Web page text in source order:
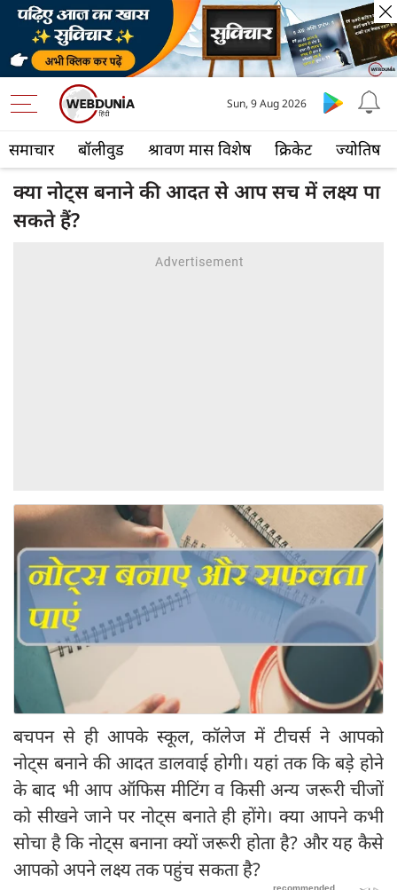
समाचार बॉलीवुड श्रावण मास विशेष क्रिकेट ज्योतिष
Sun, 9 Aug 2026
क्या नोट्स बनाने की आदत से आप सच में लक्ष्य पा
सकते हैं?
बचपन से ही आपके स्कूल, कॉलेज में टीचर्स ने आपको
नोट्स बनाने की आदत डालवाई होगी। यहां तक कि बड़े होने
के बाद भी आप ऑफिस मीटिंग व किसी अन्य जरूरी चीजों
को सीखने जाने पर नोट्स बनाते ही होंगे। क्या आपने कभी
सोचा है कि नोट्स बनाना क्यों जरूरी होता है? और यह कैसे
आपको अपने लक्ष्य तक पहुंच सकता है?